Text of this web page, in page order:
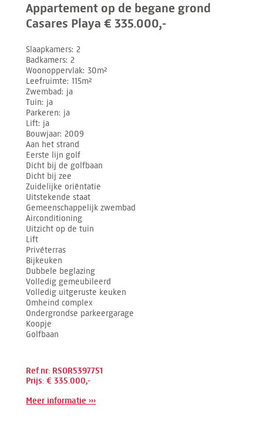
Appartement op de begane grond
Casares Playa € 335.000,-
Slaapkamers 2
Badkamers 2
Woonoppervlak 30m²
Leefruimte 115m²
Zwembad ja
Tuin ja
Parkeren ja
Lift ja
Bouwjaar 2009
Aan het strand
Eerste lijn golf
Dicht bij de golfbaan
Dicht bij zee
Zuidelijke oriëntatie
Uitstekende staat
Gemeenschappelijk zwembad
Airconditioning
Uitzicht op de tuin
Lift
Privéterras
Bijkeuken
Dubbele beglazing
Volledig gemeubileerd
Volledig uitgeruste keuken
Omheind complex
Ondergrondse parkeergarage
Koopje
Golfbaan
Ref.nr: RSOR5397751
Prijs: € 335.000,-
Meer informatie ›››